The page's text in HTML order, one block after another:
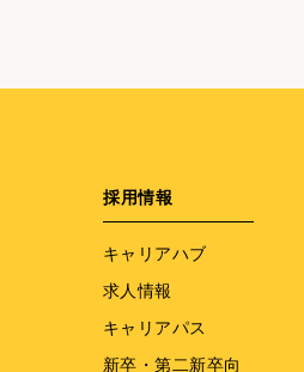
採用情報
キャリアハブ
求人情報
キャリアパス
新卒・第二新卒向